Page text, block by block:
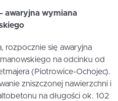
awaryjna wymiana
rozpocznie się awaryjna
na odcinku od
(Piotrowice-Ochojec).
zniszczonej nawierzchni i
na długości ok. 102